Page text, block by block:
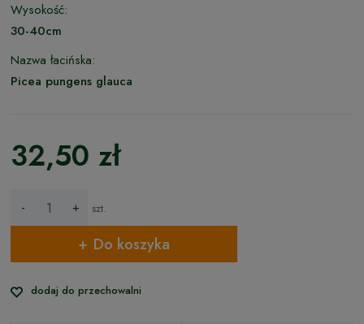
Wysokość:
30-40cm
Nazwa łacińska:
Picea pungens glauca
32,50 zł
- + szt.
Do koszyka
dodaj do przechowalni